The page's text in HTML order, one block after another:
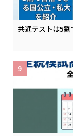
共通テストは5割
9